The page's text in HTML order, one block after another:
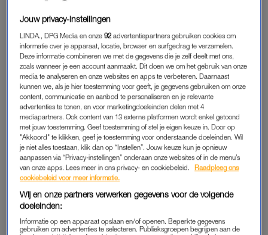
omgeving te zijn. De eerste keer beviel ik onder de douche, dit
keer wilde ik in bad bevallen met mijn zoontje Esa erbij. Hij
was toen drie en ik betrok hem overal bij. Ondanks de
coronapandemie ging hij met mijn afspraken mee. Hij hoorde
bij de verloskundige haar hartje kloppen. Ik legde hem alles
uit, dat vond hij ontzettend leuk.”
Charlotte (33) wil nooit meer
bevallen: 'Alles wat kon
scheuren, scheurde'
DE BEVALLING: ★★★★★
Jouw privacy-instellingen
LINDA., DPG Media en onze92 advertentiepartners gebruiken cookies om
informatie over je apparaat, locatie, browser en surfgedrag te verzamelen.
Deze informatie combineren we met de gegevens die je zelf deelt met ons,
zoals wanneer je een account aanmaakt. Dit doen we om het gebruik van onze
media te analyseren en onze websites en apps te verbeteren. Daarnaast
kunnen we, als je hier toestemming voor geeft, je gegevens gebruiken om onze
content, communicatie en aanbod te personaliseren en je relevante
advertenties te tonen, en voor marketingdoeleinden delen met 4
mediapartners. Ook content van 13 externe platformen wordt enkel getoond
met jouw toestemming. Geef toestemming of stel je eigen keuze in. Door op
"Akkoord" te klikken, geef je toestemming voor onderstaande doeleinden. Wil
je niet alles toestaan, klik dan op “Instellen”. Jouw keuze kun je opnieuw
aanpassen via “Privacy-instellingen” onderaan onze websites of in de menu’s
van onze apps. Lees meer in ons privacy- en cookiebeleid.
Raadpleeg ons
cookiebeleid voor meer informatie.
Wij en onze partners verwerken gegevens voor de volgende
doeleinden:
Informatie op een apparaat opslaan en/of openen. Beperkte gegevens
gebruiken om advertenties te selecteren. Publieksgroepen begrijpen aan de